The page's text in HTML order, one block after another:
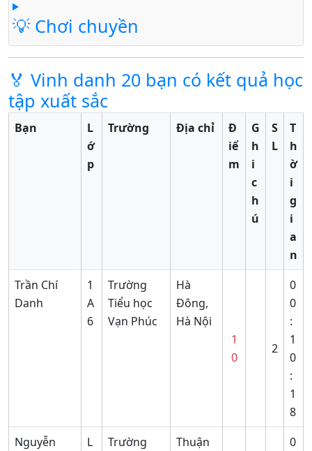
💡 Chơi chuyền
🏅 Vinh danh 20 bạn có kết quả học
tập xuất sắc
Bạn
L
ớ
p
Trường Địa chỉ
Đ
iể
m
G
h
i
c
h
ú
S
L
T
h
ờ
i
g
i
a
n
Trần Chí
Danh
1
A
6
Trường
Tiểu học
Vạn Phúc
Hà
Đông,
Hà Nội
1
0
2
0
0
:
1
0
:
1
8
Nguyễn
L
Trường
Thuận
0